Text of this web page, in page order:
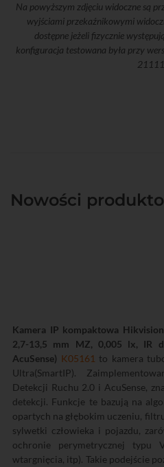
Na powyższym zdjęciu widoczne są
wyjściami przekaźnikowymi
dostępne jeżeli fizycznie
konfiguracja testowana była przy
Nowości
Kamera IP kompaktowa
2,7-13,5 mm MZ, 0,005 lx, IR
AcuSense) K05161 to kamera
Ultra(SmartIP).
Detekcji Ruchu 2.0 i AcuSense,
detekcji. Funkcje te bazują na
opartych na głębokim uczeniu,
sylwetki człowieka i pojazdu,
ochronie perymetrycznej typu
wtargnięcia, itp). Takie podejście